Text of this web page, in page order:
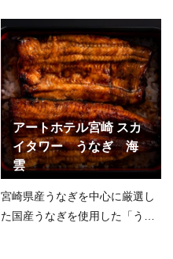
アートホテル宮崎 スカ
イタワー うなぎ 海
雲
宮崎県産うなぎを中心に厳選し
た国産うなぎを使用した「うな